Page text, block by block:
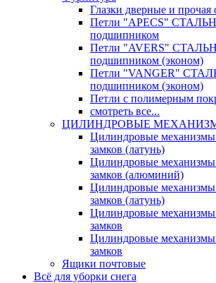
Глазки дверные и прочая
Петли "APECS"
подшипником
Петли "AVERS"
подшипником (эконом)
Петли "VANGER"
подшипником (эконом)
Петли с полимерным
смотреть все...
ЦИЛИНДРОВЫЕ
Цилиндровые механизмы
замков (латунь)
Цилиндровые механизмы
замков (алюминий)
Цилиндровые механизмы
замков (латунь)
Цилиндровые
замков
Цилиндровые
замков
Ящики почтовые
Всё для уборки снега